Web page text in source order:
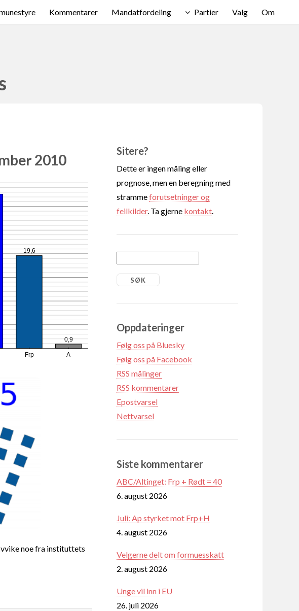
Kommentarer Mandatfordeling Partier Valg Om
2010
19,6
0,9
Frp A
noe fra instituttets
Sitere?
Dette er ingen måling eller
prognose, men en beregning med
strammeforutsetninger og
feilkilder. Ta gjerne kontakt
Oppdateringer
Følg oss på Bluesky
Følg oss på Facebook
RSS målinger
RSS kommentarer
Epostvarsel
Nettvarsel
Siste kommentarer
ABC/Altinget: Frp + Rødt = 40
6. august 2026
Juli: Ap styrket mot Frp+H
4. august 2026
Velgerne delt om formuesskatt
2. august 2026
Unge vil inn i EU
26. juli 2026